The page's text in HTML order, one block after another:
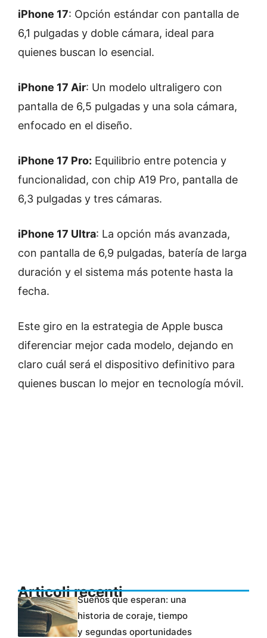
iPhone 17: Opción estándar con pantalla de
6,1 pulgadas y doble cámara, ideal para
quienes buscan lo esencial.
iPhone 17 Air: Un modelo ultraligero con
pantalla de 6,5 pulgadas y una sola cámara,
enfocado en el diseño.
iPhone 17 Pro: Equilibrio entre potencia y
funcionalidad, con chip A19 Pro, pantalla de
6,3 pulgadas y tres cámaras.
iPhone 17 Ultra: La opción más avanzada,
con pantalla de 6,9 pulgadas, batería de larga
duración y el sistema más potente hasta la
fecha.
Este giro en la estrategia de Apple busca
diferenciar mejor cada modelo, dejando en
claro cuál será el dispositivo definitivo para
quienes buscan lo mejor en tecnología móvil.
Articoli recentiSueños que esperan: una
historia de coraje, tiempo
y segundas oportunidades